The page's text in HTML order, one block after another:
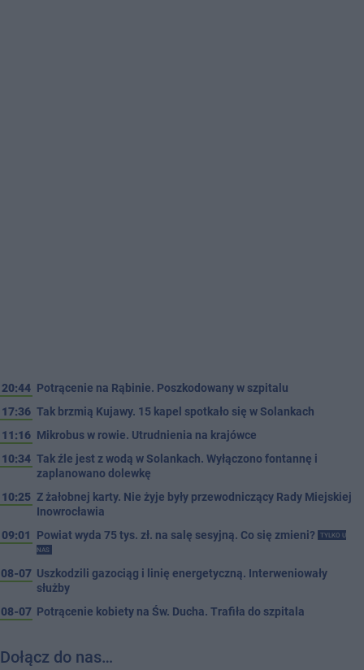
20:44 Potrącenie na Rąbinie. Poszkodowany w szpitalu
17:36 Tak brzmią Kujawy. 15 kapel spotkało się w Solankach
11:16 Mikrobus w rowie. Utrudnienia na krajówce
10:34 Tak źle jest z wodą w Solankach. Wyłączono fontannę i
zaplanowano dolewkę
10:25 Z żałobnej karty. Nie żyje były przewodniczący Rady Miejskiej
Inowrocławia
09:01
Powiat wyda 75 tys. zł. na salę sesyjną. Co się zmieni?
TYLKO U
NAS
08-07 Uszkodzili gazociąg i linię energetyczną. Interweniowały
służby
08-07 Potrącenie kobiety na Św. Ducha. Trafiła do szpitala
Dołącz do nas…